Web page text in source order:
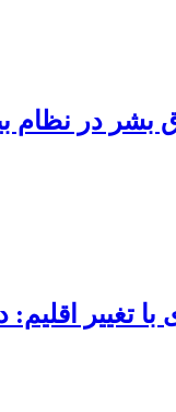
بشر در نظام
تغییر